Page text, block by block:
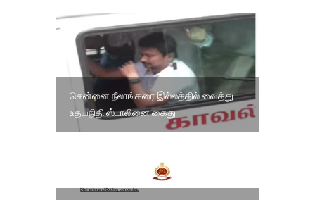
சென்னை நீலாங்கரை இல்லத்தில் வைத்து
உதயநிதி ஸ்டாலினை கைது